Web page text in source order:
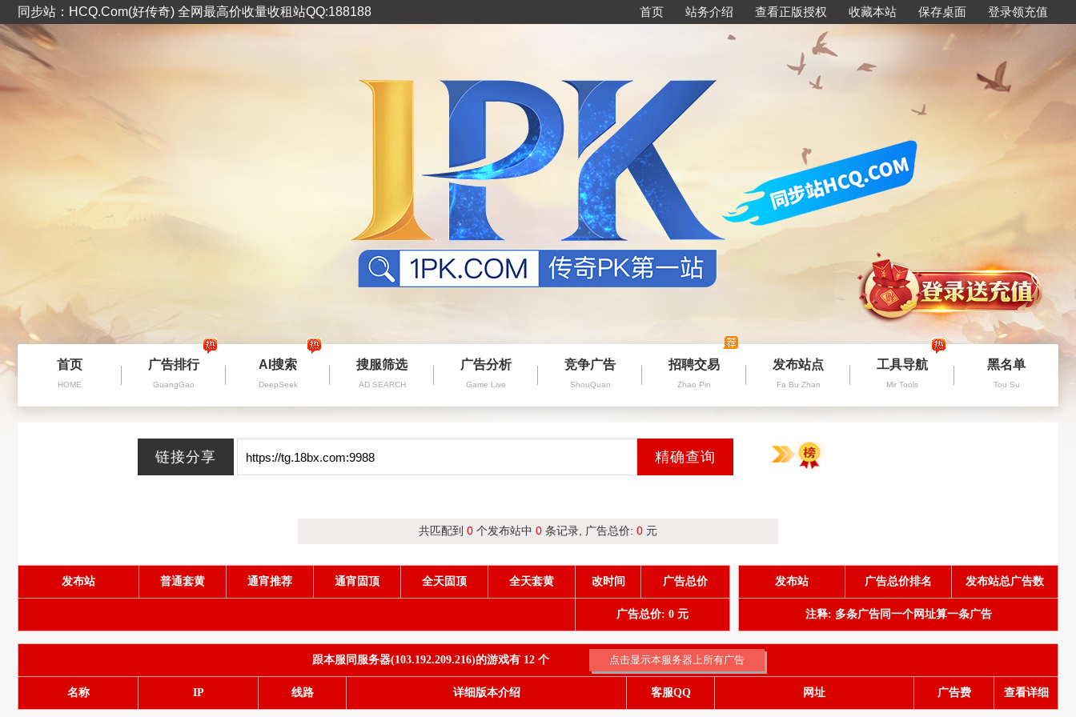
同步站：HCQ.Com(好传奇) 全网最高价收量收租站QQ:188188 首页 站务介绍 查看正版授权 收藏本站 保存桌面 登录领充值
首页
HOME
广告排行
GuangGao
AI搜索
DeepSeek
搜服筛选
AD SEARCH
广告分析
Game Live
竞争广告
ShouQuan
招聘交易
Zhao Pin
发布站点
Fa Bu Zhan
工具导航
Mir Tools
黑名单
Tou Su
共匹配到 0 个发布站中 0 条记录, 广告总价: 0 元
发布站 普通套黄 通宵推荐 通宵固顶 全天固顶 全天套黄 改时间 广告总价
广告总价: 0 元
发布站 广告总价排名 发布站总广告数
注释: 多条广告同一个网址算一条广告
跟本服同服务器(103.192.209.216)的游戏有 12 个
名称 IP 线路 详细版本介绍 客服QQ 网址 广告费 查看详细